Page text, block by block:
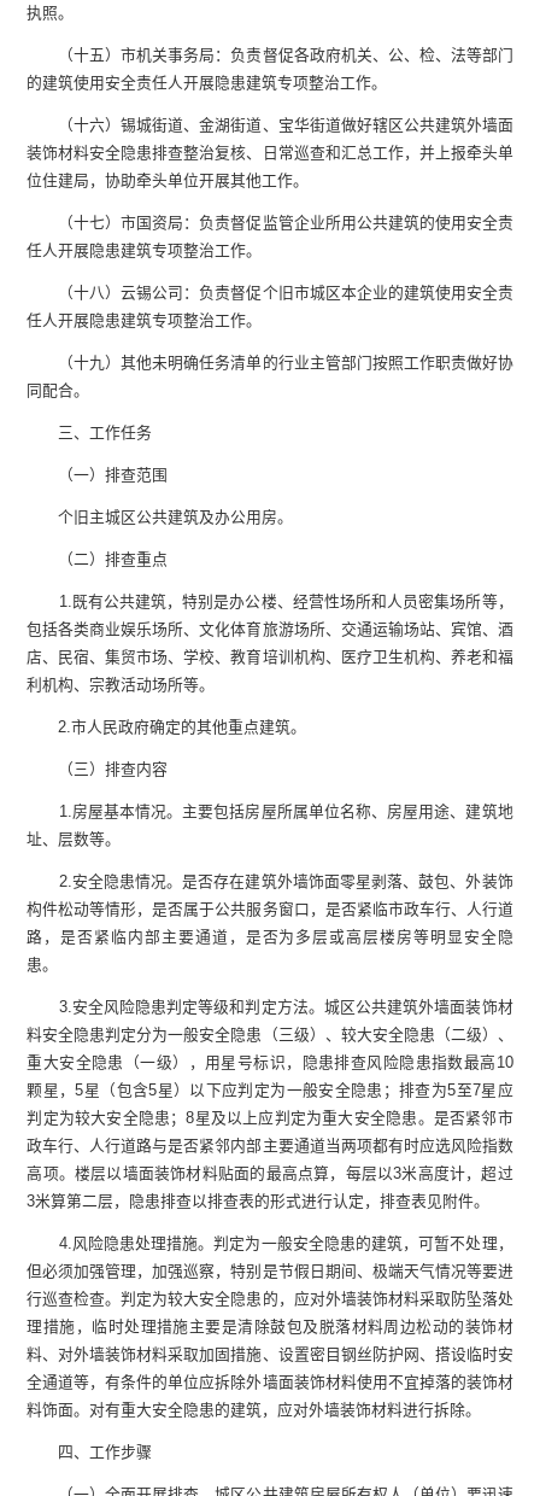
执照。
（十五）市机关事务局：负责督促各政府机关、公、检、法等部门
的建筑使用安全责任人开展隐患建筑专项整治工作。
（十六）锡城街道、金湖街道、宝华街道做好辖区公共建筑外墙面
装饰材料安全隐患排查整治复核、日常巡查和汇总工作，并上报牵头单
位住建局，协助牵头单位开展其他工作。
（十七）市国资局：负责督促监管企业所用公共建筑的使用安全责
任人开展隐患建筑专项整治工作。
（十八）云锡公司：负责督促个旧市城区本企业的建筑使用安全责
任人开展隐患建筑专项整治工作。
（十九）其他未明确任务清单的行业主管部门按照工作职责做好协
同配合。
三、工作任务
（一）排查范围
个旧主城区公共建筑及办公用房。
（二）排查重点
1.既有公共建筑，特别是办公楼、经营性场所和人员密集场所等，
包括各类商业娱乐场所、文化体育旅游场所、交通运输场站、宾馆、酒
店、民宿、集贸市场、学校、教育培训机构、医疗卫生机构、养老和福
利机构、宗教活动场所等。
2.市人民政府确定的其他重点建筑。
（三）排查内容
1.房屋基本情况。主要包括房屋所属单位名称、房屋用途、建筑地
址、层数等。
2.安全隐患情况。是否存在建筑外墙饰面零星剥落、鼓包、外装饰
构件松动等情形，是否属于公共服务窗口，是否紧临市政车行、人行道
路，是否紧临内部主要通道，是否为多层或高层楼房等明显安全隐
患。
3.安全风险隐患判定等级和判定方法。城区公共建筑外墙面装饰材
料安全隐患判定分为一般安全隐患（三级）、较大安全隐患（二级）、
重大安全隐患（一级），用星号标识，隐患排查风险隐患指数最高10
颗星，5星（包含5星）以下应判定为一般安全隐患；排查为5至7星应
判定为较大安全隐患；8星及以上应判定为重大安全隐患。是否紧邻市
政车行、人行道路与是否紧邻内部主要通道当两项都有时应选风险指数
高项。楼层以墙面装饰材料贴面的最高点算，每层以3米高度计，超过
3米算第二层，隐患排查以排查表的形式进行认定，排查表见附件。
4.风险隐患处理措施。判定为一般安全隐患的建筑，可暂不处理，
但必须加强管理，加强巡察，特别是节假日期间、极端天气情况等要进
行巡查检查。判定为较大安全隐患的，应对外墙装饰材料采取防坠落处
理措施，临时处理措施主要是清除鼓包及脱落材料周边松动的装饰材
料、对外墙装饰材料采取加固措施、设置密目钢丝防护网、搭设临时安
全通道等，有条件的单位应拆除外墙面装饰材料使用不宜掉落的装饰材
料饰面。对有重大安全隐患的建筑，应对外墙装饰材料进行拆除。
四、工作步骤